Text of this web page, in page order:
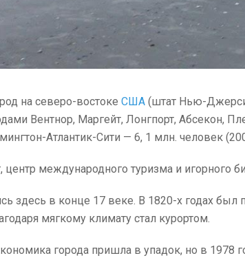
на северо-востоке США (штат Нью-
Вентнор, Маргейт, Лонгпорт, Абсекон,
Атлантик-Сити — 6, 1 млн. человек
международного туризма и игорного
здесь в конце 17 веке. В 1820-х годах был
мягкому климату стал курортом.
города пришла в упадок, но в 1978